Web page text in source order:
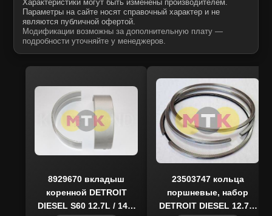
оптимальным соотношением цены и
ресурса, проходит строгий контроль качества
и поставляется в полностью готовом к
установке виде. На складе в наличии,
быстрая доставка по всей стране, гарантия
качества.
Характеристики могут быть изменены производителем.
Параметры на сайте носят справочный характер и не
являются публичной офертой.
Модификации возможны за дополнительную плату —
подробности уточняйте у менеджеров.
8929670 вкладыш
коренной DETROIT
DIESEL S60 12.7L / 14L,
23503747 кольца
поршневые, набор
DETROIT DIESEL 12.7L,